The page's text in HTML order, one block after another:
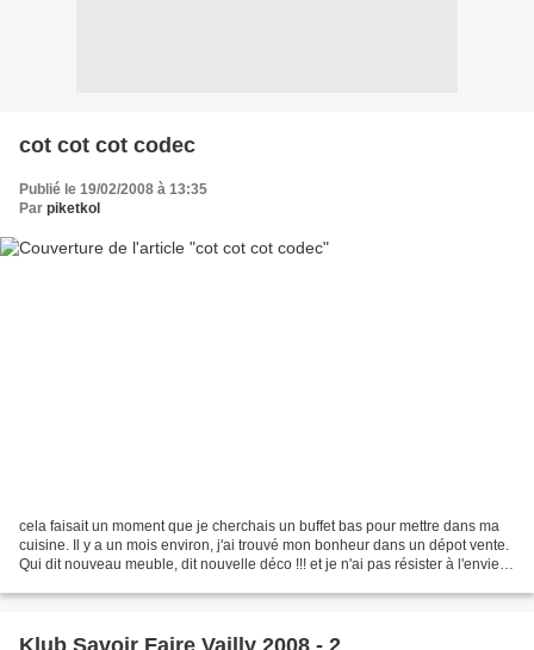
cot cot cot codec
Publié le 19/02/2008 à 13:35
Par piketkol
cela faisait un moment que je cherchais un buffet bas pour mettre dans ma
cuisine. Il y a un mois environ, j'ai trouvé mon bonheur dans un dépot vente.
Qui dit nouveau meuble, dit nouvelle déco !!! et je n'ai pas résister à l'envie